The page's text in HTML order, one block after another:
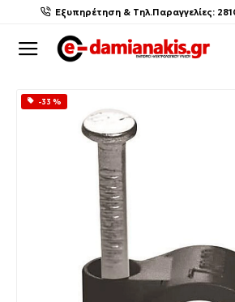
Εξυπηρέτηση & Τηλ.Παραγγελίες:
-33 %